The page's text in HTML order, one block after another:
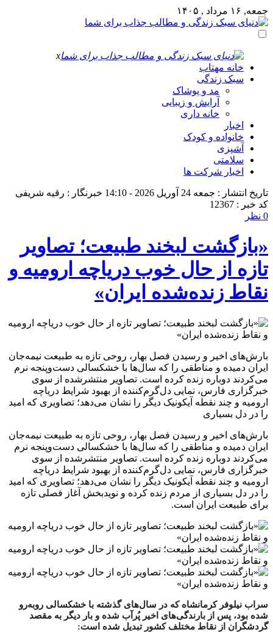
جمعه, ۱۶ مرداد , ۱۴۰۵
x
خانه مهتاب
سبک زندگی
مد و پوشاک
آرایش و زیبایی
خانه داری
اخبار
خانواده و کودک
آشپزی
سلامتی
اخبار شرکت ها
تاریخ انتشار : جمعه 24 آوریل 2026 - 14:10
خبرنگار : رقیه شریفی
کد خبر : 12367
0 نظر
«بازگشت لبخند طبیعت؛ تصاویر
تازه از حال خوب دریاچه ارومیه و
نقاط زنده‌شده ایران»
بارش‌های اخیر و رسیدن فصل بهار، روحی تازه به طبیعت نیمه‌جان
ایران دمیده و مناطقی را که سال‌ها با خشکسالی دست‌وپنجه نرم
می‌کردند دوباره زنده کرده است. تصاویر منتشرشده از سوی
خبرگزاری فارس، نمایی دل‌گرم‌کننده از بهبود شرایط دریاچه
ارومیه و چند نقطه آیکونیک دیگر را نشان می‌دهد؛ تصاویری که امید
را در دل بسیاری
بارش‌های اخیر و رسیدن فصل بهار، روحی تازه به طبیعت نیمه‌جان
ایران دمیده و مناطقی را که سال‌ها با خشکسالی دست‌وپنجه نرم
می‌کردند دوباره زنده کرده است. تصاویر منتشرشده از سوی
خبرگزاری فارس، نمایی دل‌گرم‌کننده از بهبود شرایط دریاچه
ارومیه و چند نقطه آیکونیک دیگر را نشان می‌دهد؛ تصاویری که امید
را در دل بسیاری از مردم زنده کرده و نویدبخش آغاز فصلی تازه
برای طبیعت ایران است.
سراب نیلوفر کرمانشاه که در سال‌های گذشته با خشکسالی روبه‌رو
شده بود، پس از بارندگی‌های اخیر پُرآب شده و بار دیگر به مقصد
گردشگران از نقاط مختلف کشور تبدیل شده است: